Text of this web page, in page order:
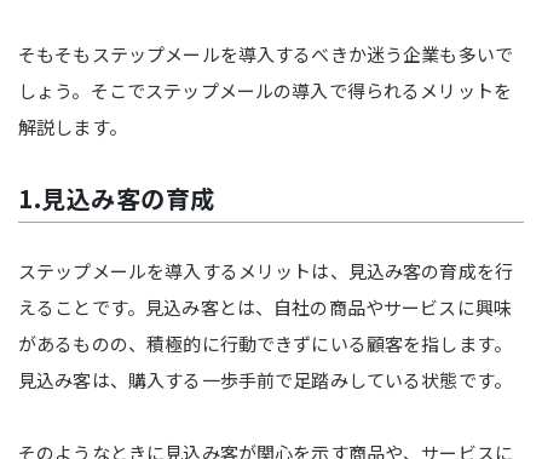
そもそもステップメールを導入するべきか迷う企業も多いで
しょう。そこでステップメールの導入で得られるメリットを
解説します。
1.見込み客の育成
ステップメールを導入するメリットは、見込み客の育成を行
えることです。見込み客とは、自社の商品やサービスに興味
があるものの、積極的に行動できずにいる顧客を指します。
見込み客は、購入する一歩手前で足踏みしている状態です。
そのようなときに見込み客が関心を示す商品や、サービスに